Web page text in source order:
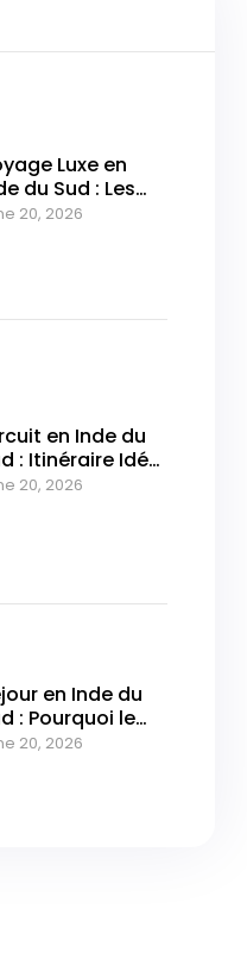
Luxe en
du Sud : Les
20, 2026
en Inde du
: Itinéraire Idéal
15 Jours entre
20, 2026
en Inde du
: Pourquoi le
est la
20, 2026